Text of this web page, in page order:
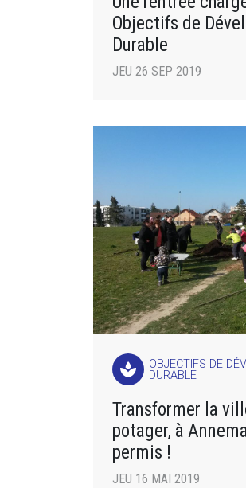
Objectifs de
Durable
JEU 26 SEP 2019
spa
OBJECTIFS DE
DURABLE
Transformer la
potager, à
permis !
JEU 16 MAI 2019